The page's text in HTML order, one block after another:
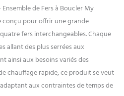
90 degrés, My CurlSet rend
le coiffage facile, rapide et
confortable Équilibré et
ergonomique, grâce à sa
forme en L avec poignée à
90 degrés, My CurlSet rend
le coiffage facile, rapide et
confortable Le fer à cheveux
interchangeable est équipé
de Fers à Boucler My
conçu pour offrir une grande
fers interchangeables. Chaque
allant des plus serrées aux
ainsi aux besoins variés des
chauffage rapide, ce produit se veut
aux contraintes de temps de